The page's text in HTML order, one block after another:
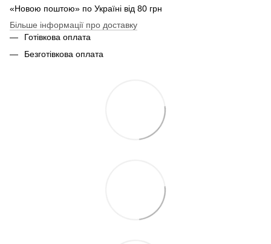
«Новою поштою» по Україні від 80 грн
Більше інформації про доставку
Готівкова оплата
Безготівкова оплата